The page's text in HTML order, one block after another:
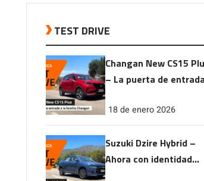
TEST DRIVE
Changan New CS15
– La puerta de
18 de enero 2026
Suzuki Dzire Hybrid –
Ahora con identidad